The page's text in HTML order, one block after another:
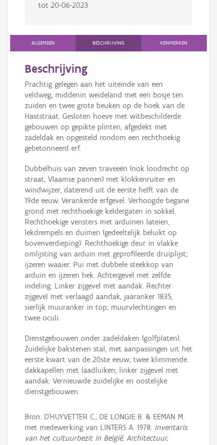
tot 20-06-2023
ALGEMEEN BESCHRIJVING KENMERKEN
Beschrijving
Prachtig gelegen aan het uiteinde van een
veldweg, middenin weideland met een bosje ten
zuiden en twee grote beuken op de hoek van de
Haststraat. Gesloten hoeve met witbeschilderde
gebouwen op gepikte plinten, afgedekt met
zadeldak en opgesteld rondom een rechthoekig
gebetonneerd erf.
Dubbelhuis van zeven traveeën (nok loodrecht op
straat, Vlaamse pannen) met klokkenruiter en
windwijzer, daterend uit de eerste helft van de
19de eeuw. Verankerde erfgevel. Verhoogde begane
grond met rechthoekige keldergaten in sokkel.
Rechthoekige vensters met arduinen lateien,
lekdrempels en duimen (gedeeltelijk beluikt op
bovenverdieping). Rechthoekige deur in vlakke
omlijsting van arduin met geprofileerde druiplijst;
ijzeren waaier. Pui met dubbele steekkop van
arduin en ijzeren hek. Achtergevel met zelfde
indeling. Linker zijgevel met aandak. Rechter
zijgevel met verlaagd aandak, jaaranker 1835,
sierlijk muuranker in top; muurvlechtingen en
twee oculi.
Dienstgebouwen onder zadeldaken (golfplaten).
Zuidelijke bakstenen stal, met aanpassingen uit het
eerste kwart van de 20ste eeuw; twee klimmende
dakkapellen met laadluiken; linker zijgevel met
aandak. Vernieuwde zuidelijke en oostelijke
dienstgebouwen.
Bron: D'HUYVETTER C., DE LONGIE B. & EEMAN M.
met medewerking van LINTERS A. 1978: Inventaris
van het cultuurbezit in België, Architectuur,